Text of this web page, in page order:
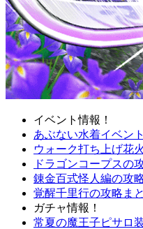
イベント情報！
あぶない水着イベン
ウォーク打ち上げ花
ドラゴンコープスの
錬金百式怪人編の攻
覚醒千里行の攻略ま
ガチャ情報！
常夏の魔王子ピサロ